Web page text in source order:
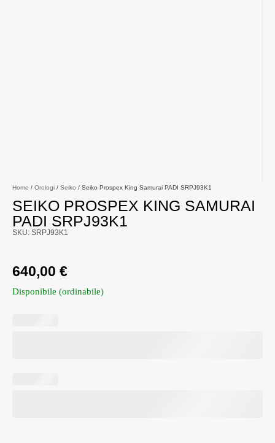
Home / Orologi / Seiko / Seiko Prospex King Samurai PADI SRPJ93K1
SEIKO PROSPEX KING SAMURAI
PADI SRPJ93K1
SKU: SRPJ93K1
640,00 €
Disponibile (ordinabile)